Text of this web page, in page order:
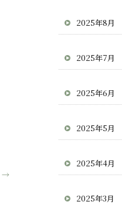
→
2025年8月
2025年7月
2025年6月
2025年5月
2025年4月
2025年3月